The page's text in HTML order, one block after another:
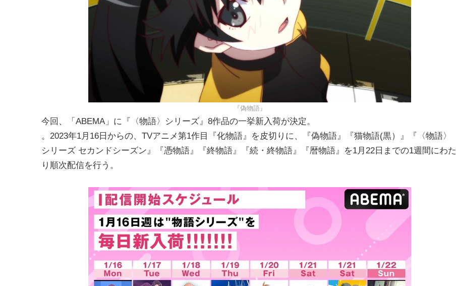
『偽物語』
今回、「ABEMA」に『〈物語〉シリーズ』8作品の一挙新入荷が決定。
。2023年1月16日からの、TVアニメ第1作目『化物語』を皮切りに、『偽物語』『猫物語(黒）』『〈物語〉
シリーズ セカンドシーズン』『憑物語』『終物語』『続・終物語』『暦物語』を1月22日までの1週間にわた
り順次配信を行う。